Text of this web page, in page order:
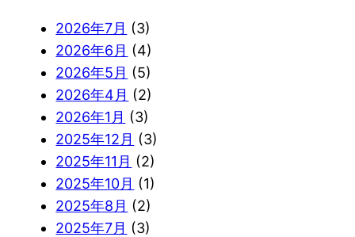
2026年7月 (3)
2026年6月 (4)
2026年5月 (5)
2026年4月 (2)
2026年1月 (3)
2025年12月 (3)
2025年11月 (2)
2025年10月 (1)
2025年8月 (2)
2025年7月 (3)